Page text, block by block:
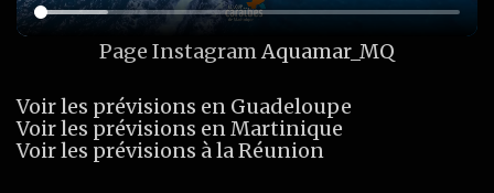
Page InstagramAquamar_MQ
Voir les prévisions en Guadeloupe
Voir les prévisions en Martinique
Voir les prévisions à la Réunion